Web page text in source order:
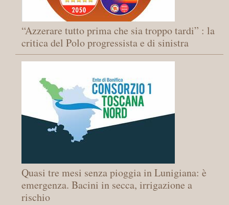
“Azzerare tutto prima che sia troppo tardi” : la
critica del Polo progressista e di sinistra
Quasi tre mesi senza pioggia in Lunigiana: è
emergenza. Bacini in secca, irrigazione a
rischio